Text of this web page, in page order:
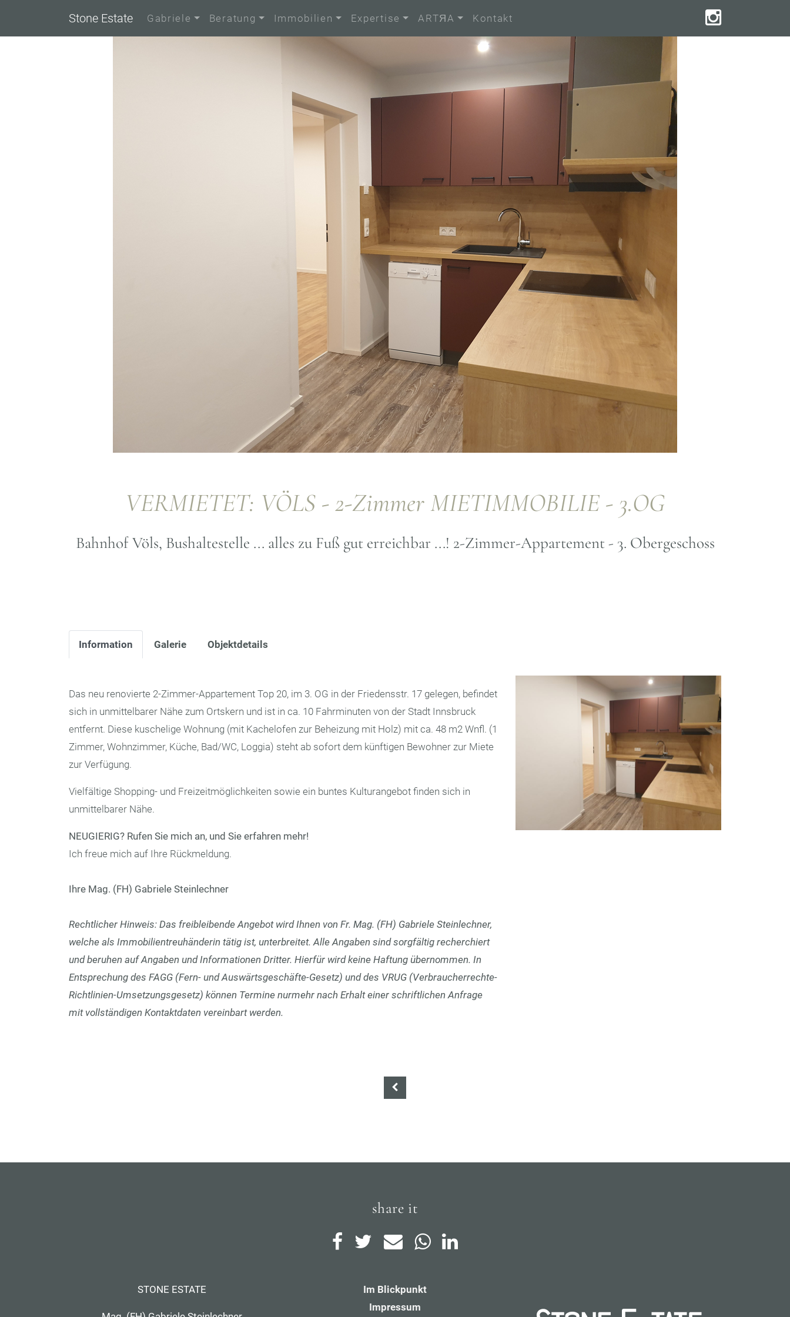
Stone Estate Gabriele Beratung Immobilien Expertise ARTЯA Kontakt
VERMIETET: VÖLS - 2-Zimmer MIETIMMOBILIE - 3.OG
Bahnhof Völs, Bushaltestelle ... alles zu Fuß gut erreichbar ...! 2-Zimmer-Appartement - 3. Obergeschoss
Information Galerie Objektdetails
Das neu renovierte 2-Zimmer-Appartement Top 20, im 3. OG in der Friedensstr. 17 gelegen, befindet
sich in unmittelbarer Nähe zum Ortskern und ist in ca. 10 Fahrminuten von der Stadt Innsbruck
entfernt. Diese kuschelige Wohnung (mit Kachelofen zur Beheizung mit Holz) mit ca. 48 m2 Wnfl. (1
Zimmer, Wohnzimmer, Küche, Bad/WC, Loggia) steht ab sofort dem künftigen Bewohner zur Miete
zur Verfügung.
Vielfältige Shopping- und Freizeitmöglichkeiten sowie ein buntes Kulturangebot finden sich in
unmittelbarer Nähe.
NEUGIERIG? Rufen Sie mich an, und Sie erfahren mehr!
Ich freue mich auf Ihre Rückmeldung.
Ihre Mag. (FH) Gabriele Steinlechner
Rechtlicher Hinweis: Das freibleibende Angebot wird Ihnen von Fr. Mag. (FH) Gabriele Steinlechner,
welche als Immobilientreuhänderin tätig ist, unterbreitet. Alle Angaben sind sorgfältig recherchiert
und beruhen auf Angaben und Informationen Dritter. Hierfür wird keine Haftung übernommen. In
Entsprechung des FAGG (Fern- und Auswärtsgeschäfte-Gesetz) und des VRUG (Verbraucherrechte-
Richtlinien-Umsetzungsgesetz) können Termine nurmehr nach Erhalt einer schriftlichen Anfrage
mit vollständigen Kontaktdaten vereinbart werden.
share it
STONE ESTATE
Im Blickpunkt
Impressum